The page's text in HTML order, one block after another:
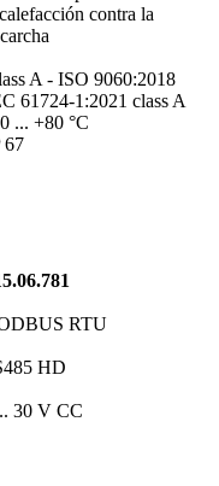
contra la
A - ISO 9060:2018
61724-1:2021 class A
... +80 °C
67
RTU
HD
30 V CC